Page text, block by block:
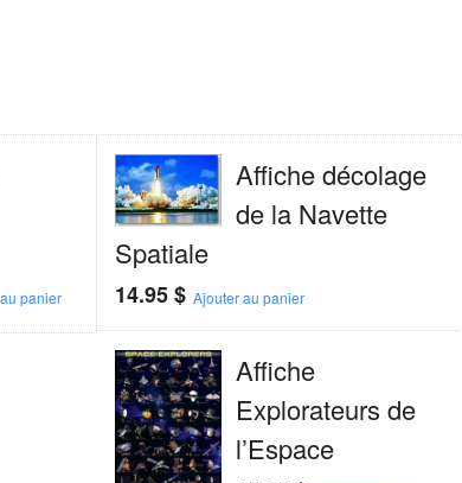
panier
Affiche décolage
de la Navette
Spatiale
14.95$ Ajouter au panier
Affiche
Explorateurs de
l’Espace